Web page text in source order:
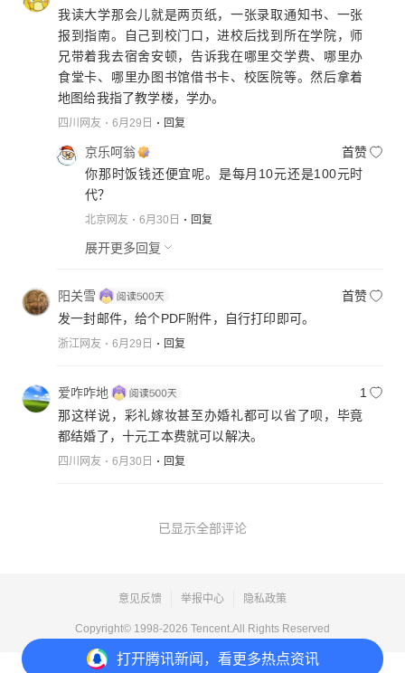
打开腾讯新闻，看更多热点资讯
我读大学那会儿就是两页纸，一张录取通知书、一张
报到指南。自己到校门口，进校后找到所在学院，师
兄带着我去宿舍安顿，告诉我在哪里交学费、哪里办
食堂卡、哪里办图书馆借书卡、校医院等。然后拿着
地图给我指了教学楼，学办。
四川网友 6月29日 回复
京乐呵翁
首赞
你那时饭钱还便宜呢。是每月10元还是100元时
代？
北京网友 6月30日 回复
展开更多回复
阳关雪
首赞
发一封邮件，给个PDF附件，自行打印即可。
浙江网友 6月29日 回复
爱咋咋地
1
那这样说，彩礼嫁妆甚至办婚礼都可以省了呗，毕竟
都结婚了，十元工本费就可以解决。
四川网友 6月30日 回复
已显示全部评论
意见反馈 举报中心 隐私政策
Copyright© 1998-2026 Tencent.All Rights Reserved